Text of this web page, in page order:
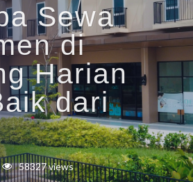
Sewa
di
Harian
dari
58327 views